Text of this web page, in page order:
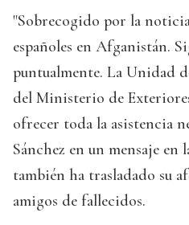
"Sobrecogido por la
españoles en Afganistán.
puntualmente. La Unidad
del Ministerio de
ofrecer toda la asistencia
Sánchez en un mensaje en
también ha trasladado su
amigos de fallecidos.